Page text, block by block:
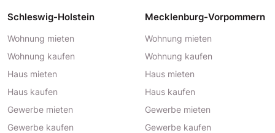
Schleswig-Holstein
Wohnung mieten
Wohnung kaufen
Haus mieten
Haus kaufen
Gewerbe mieten
Gewerbe kaufen
Mecklenburg-Vorpommern
Wohnung mieten
Wohnung kaufen
Haus mieten
Haus kaufen
Gewerbe mieten
Gewerbe kaufen